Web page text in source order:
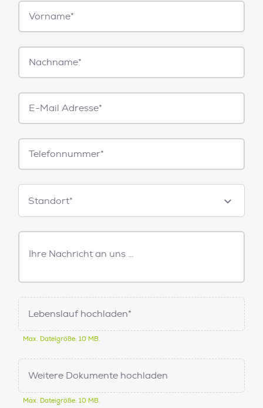
Vorname*
Nachname*
E-
Mail*
Telefonnummer
Standorte
Standort*
Freitext
Nachricht
Lebenslauf hochladen*
Max. Dateigröße: 10 MB.
Weitere Dokumente hochladen
Max. Dateigröße: 10 MB.